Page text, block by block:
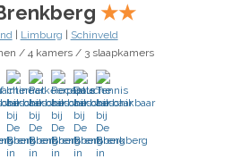
★★
| Limburg
Schinveld
/ 4 kamers / 3 slaapkamers